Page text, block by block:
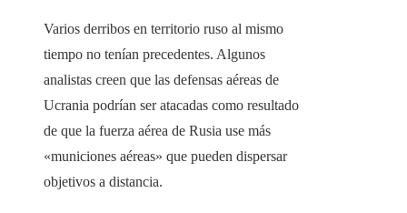
Varios derribos en territorio ruso al mismo
tiempo no tenían precedentes. Algunos
analistas creen que las defensas aéreas de
Ucrania podrían ser atacadas como resultado
de que la fuerza aérea de Rusia use más
«municiones aéreas» que pueden dispersar
objetivos a distancia.